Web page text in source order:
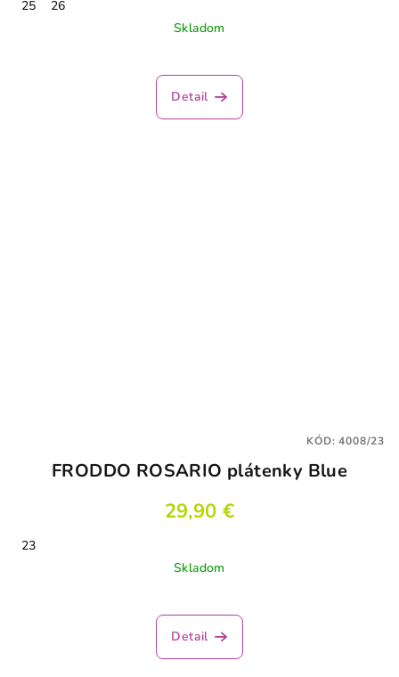
25
26
Skladom
Detail
FRODDO ROSARIO plátenky Blue
29,90 €
23
Skladom
Detail
KÓD:4008/23